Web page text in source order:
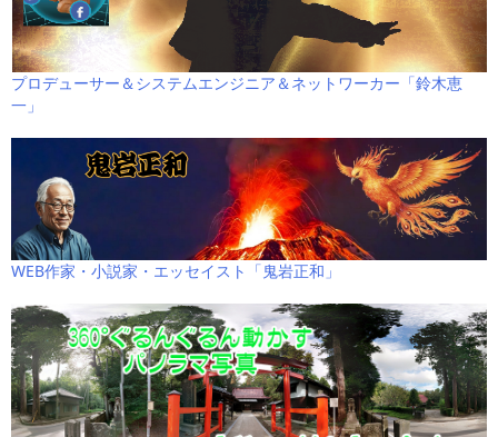
プロデューサー＆システムエンジニア＆ネットワーカー「鈴木恵
一」
WEB作家・小説家・エッセイスト「鬼岩正和」